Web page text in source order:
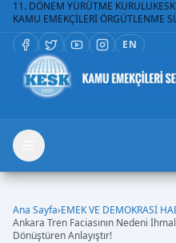
11. DÖNEM YÜRÜTME KURULU
KAMU EMEKÇİLERİ ÖRGÜTLENME
EN
Ana Sayfa›EMEK VE DEMOKRASİ
Ankara Tren Faciasının Nedeni
Dönüştüren Anlayıştır!